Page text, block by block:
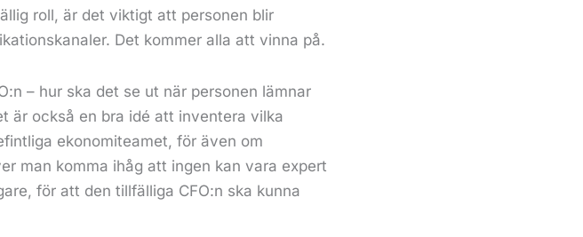
roll, är det viktigt att personen blir
Det kommer alla att vinna på.
– hur ska det se ut när personen lämnar
är också en bra idé att inventera vilka
ekonomiteamet, för även om
man komma ihåg att ingen kan vara expert
för att den tillfälliga CFO:n ska kunna